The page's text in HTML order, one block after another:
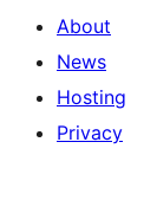
About
News
Hosting
Privacy